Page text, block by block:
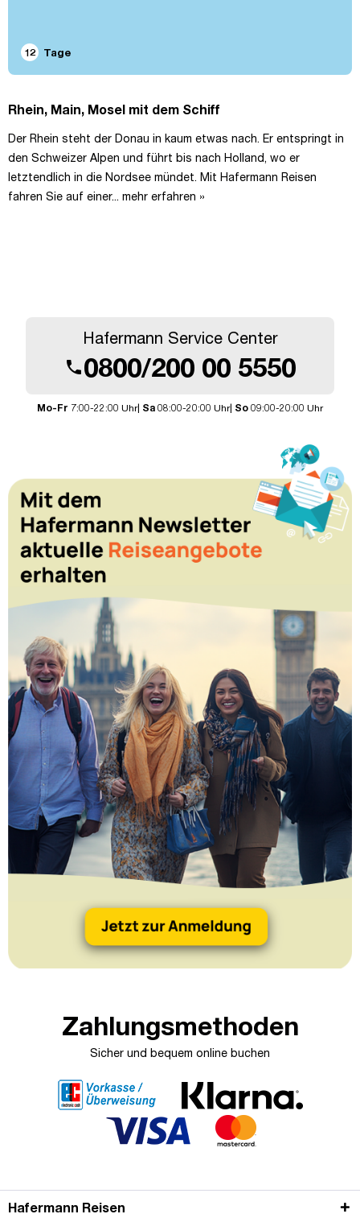
12 Tage
Rhein, Main, Mosel mit dem Schiff
Der Rhein steht der Donau in kaum etwas nach. Er entspringt in
den Schweizer Alpen und führt bis nach Holland, wo er
letztendlich in die Nordsee mündet. Mit Hafermann Reisen
fahren Sie auf einer... mehr erfahren »
Hafermann Service Center
call0800/200 00 5550
Mo-Fr 7:00-22:00 Uhr| Sa 08:00-20:00 Uhr| So 09:00-20:00 Uhr
Zahlungsmethoden
Sicher und bequem online buchen
Hafermann Reisen